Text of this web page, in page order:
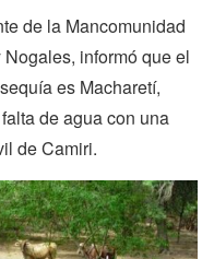
de la Mancomunidad
informó que el
es Macharetí,
de agua con una
de Camiri.